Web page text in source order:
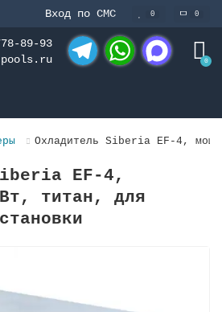
Вход по СМС 0 0
89-93
pools.ru
0
Охладитель Siberia EF-4,
EF-4,
титан, для